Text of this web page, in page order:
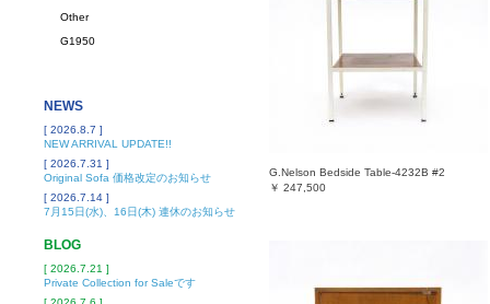
Other
G1950
NEWS
[ 2026.8.7 ]
NEW ARRIVAL UPDATE!!
[ 2026.7.31 ]
Original Sofa 価格改定のお知らせ
[ 2026.7.14 ]
7月15日(水)、16日(木) 連休のお知らせ
BLOG
[ 2026.7.21 ]
Private Collection for Saleです
G.Nelson Bedside Table-4232B #2
￥ 247,500